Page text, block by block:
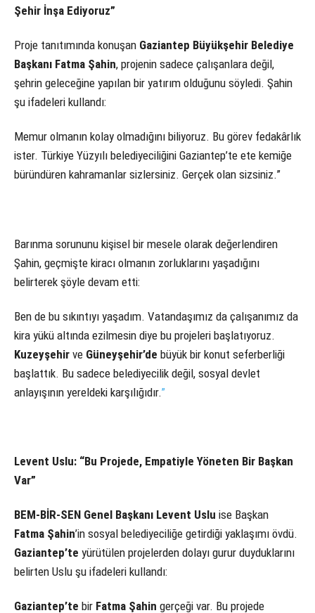
Şehir İnşa Ediyoruz”
Proje tanıtımında konuşan Gaziantep Büyükşehir Belediye
Başkanı Fatma Şahin, projenin sadece çalışanlara değil,
şehrin geleceğine yapılan bir yatırım olduğunu söyledi. Şahin
şu ifadeleri kullandı:
Memur olmanın kolay olmadığını biliyoruz. Bu görev fedakârlık
ister. Türkiye Yüzyılı belediyeciliğini Gaziantep’te ete kemiğe
büründüren kahramanlar sizlersiniz. Gerçek olan sizsiniz.”
Barınma sorununu kişisel bir mesele olarak değerlendiren
Şahin, geçmişte kiracı olmanın zorluklarını yaşadığını
belirterek şöyle devam etti:
Ben de bu sıkıntıyı yaşadım. Vatandaşımız da çalışanımız da
kira yükü altında ezilmesin diye bu projeleri başlatıyoruz.
Kuzeyşehir ve Güneyşehir’de büyük bir konut seferberliği
başlattık. Bu sadece belediyecilik değil, sosyal devlet
anlayışının yereldeki karşılığıdır.”
Levent Uslu: “Bu Projede, Empatiyle Yöneten Bir Başkan
Var”
BEM-BİR-SEN Genel Başkanı Levent Uslu ise Başkan
Fatma Şahin’in sosyal belediyeciliğe getirdiği yaklaşımı övdü.
Gaziantep’te yürütülen projelerden dolayı gurur duyduklarını
belirten Uslu şu ifadeleri kullandı:
Gaziantep’te bir Fatma Şahin gerçeği var. Bu projede